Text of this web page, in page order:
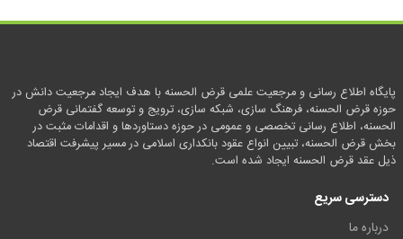
پایگاه اطلاع رسانی و مرجعیت علمی قرض الحسنه با هدف ایجاد مرجعیت دانش در
حوزه قرض الحسنه، فرهنگ سازی، شبکه سازی، ترویج و توسعه گفتمانی قرض
الحسنه، اطلاع رسانی تخصصی و عمومی در حوزه دستاوردها و اقدامات مثبت در
بخش قرض الحسنه، تبیین انواع عقود بانکداری اسلامی در مسیر پیشرفت اقتصاد
ذیل عقد قرض الحسنه ایجاد شده است.
دسترسی سریع
درباره ما